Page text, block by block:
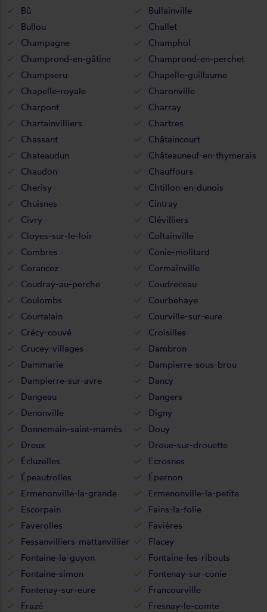
Bû
Bullainville
Bullou
Challet
Champagne
Champhol
Champrond-en-gâtine
Champrond-en-perchet
Champseru
Chapelle-guillaume
Chapelle-royale
Charonville
Charpont
Charray
Chartainvilliers
Chartres
Chassant
Châtaincourt
Chateaudun
Châteauneuf-en-thymerais
Chaudon
Chauffours
Cherisy
Chtillon-en-dunois
Chuisnes
Cintray
Civry
Clévilliers
Cloyes-sur-le-loir
Coltainville
Combres
Conie-molitard
Corancez
Cormainville
Coudray-au-perche
Coudreceau
Coulombs
Courbehaye
Courtalain
Courville-sur-eure
Crécy-couvé
Croisilles
Crucey-villages
Dambron
Dammarie
Dampierre-sous-brou
Dampierre-sur-avre
Dancy
Dangeau
Dangers
Denonville
Digny
Donnemain-saint-mamès
Douy
Dreux
Droue-sur-drouette
Écluzelles
Ecrosnes
Épeautrolles
Épernon
Ermenonville-la-grande
Ermenonville-la-petite
Escorpain
Fains-la-folie
Faverolles
Favières
Fessanvilliers-mattanvillier
Flacey
Fontaine-la-guyon
Fontaine-les-ribouts
Fontaine-simon
Fontenay-sur-conie
Fontenay-sur-eure
Francourville
Frazé
Fresnay-le-comte